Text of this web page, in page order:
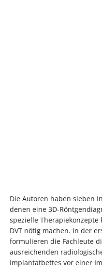
Die Autoren haben sieben
denen eine 3D-
spezielle
DVT nötig machen. In der
formulieren die Fachleute
ausreichenden
Implantatbettes vor einer